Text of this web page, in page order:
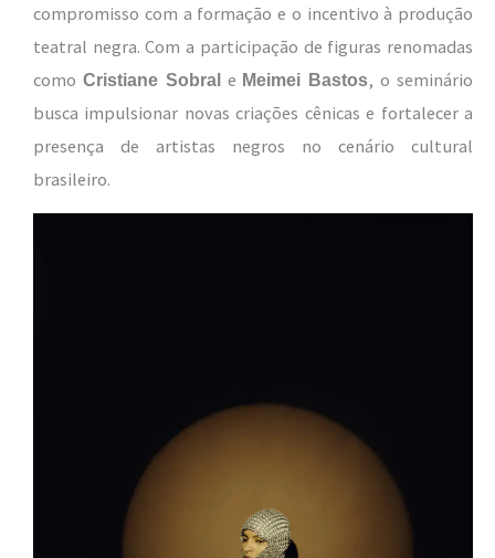
compromisso com a formação e o incentivo à produção
teatral negra. Com a participação de figuras renomadas
como Cristiane Sobrale Meimei Bastos, o seminário
busca impulsionar novas criações cênicas e fortalecer a
presença de artistas negros no cenário cultural
brasileiro.